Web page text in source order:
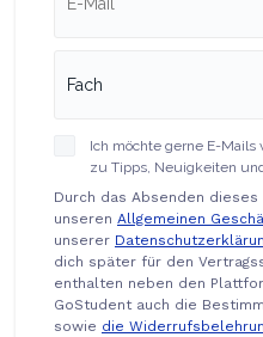
Ich möchte gerne E-Mails
zu Tipps, Neuigkeiten
Durch das Absenden
unseren Allgemeinen
unserer
dich später für den
enthalten neben den
GoStudent auch die
sowie die